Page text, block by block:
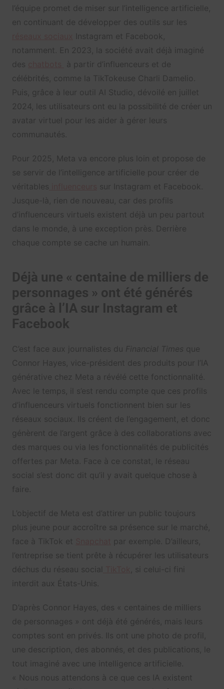
l’équipe promet de miser sur l’intelligence artificielle,
en continuant de développer des outils sur les
Instagram et Facebook,
notamment. En 2023, la société avait déjà imaginé
des
à partir d’influenceurs et de
célébrités, comme la TikTokeuse Charli Damelio.
Puis, grâce à leur outil AI Studio, dévoilé en juillet
2024, les utilisateurs ont eu la possibilité de créer un
avatar virtuel pour les aider à gérer leurs
communautés.
Pour 2025, Meta va encore plus loin et propose de
se servir de l’intelligence artificielle pour créer de
véritables
sur Instagram et Facebook.
Jusque-là, rien de nouveau, car des profils
d’influenceurs virtuels existent déjà un peu partout
dans le monde, à une exception près. Derrière
chaque compte se cache un humain.
Déjà une « centaine de milliers de
personnages » ont été générés
grâce à l’IA sur Instagram et
Facebook
C’est face aux journalistes du Financial Times que
Connor Hayes, vice-président des produits pour l’IA
générative chez Meta a révélé cette fonctionnalité.
Avec le temps, il s’est rendu compte que ces profils
d’influenceurs virtuels fonctionnent bien sur les
réseaux sociaux. Ils créent de l’engagement, et donc
génèrent de l’argent grâce à des collaborations avec
des marques ou via les fonctionnalités de publicités
offertes par Meta. Face à ce constat, le réseau
social s’est donc dit qu’il y avait quelque chose à
faire.
L’objectif de Meta est d’attirer un public toujours
plus jeune pour accroître sa présence sur le marché,
face à TikTok et
par exemple. D’ailleurs,
l’entreprise se tient prête à récupérer les utilisateurs
déchus du réseau social
, si celui-ci fini
interdit aux États-Unis.
D’après Connor Hayes, des « centaines de milliers
de personnages » ont déjà été générés, mais leurs
comptes sont en privés. Ils ont une photo de profil,
une description, des abonnés, et des publications, le
tout imaginé avec une intelligence artificielle.
« Nous nous attendons à ce que ces IA existent